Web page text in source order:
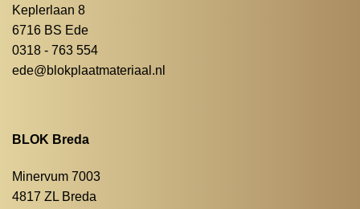
Keplerlaan 8
6716 BS Ede
0318 - 763 554
ede@blokplaatmateriaal.nl
BLOK Breda
Minervum 7003
4817 ZL Breda